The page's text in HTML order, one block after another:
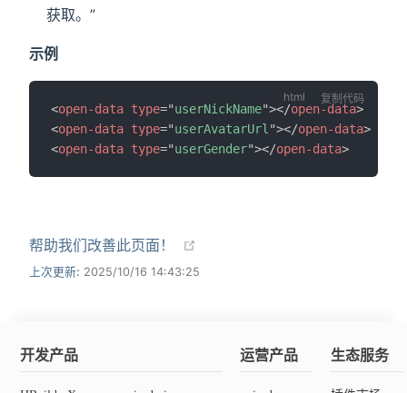
获取。”
示例
<open-data type="userNickName"></open-data>
<open-data type="userAvatarUrl "></open-data>
<open-data type="userGender"></open-data>
复制代码
帮助我们改善此页面！
上次更新: 2025/10/16 14:43:25
开发产品 运营产品 生态服务